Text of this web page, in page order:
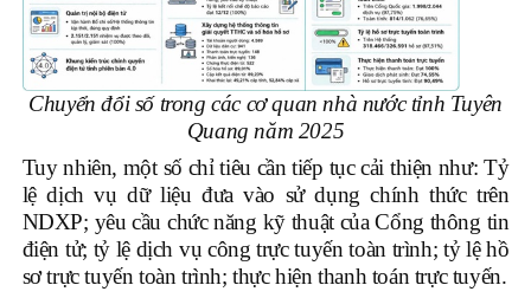
Chuyển đổi số trong các cơ quan nhà nước tỉnh Tuyên
Quang năm 2025
Tuy nhiên, một số chỉ tiêu cần tiếp tục cải thiện như: Tỷ
lệ dịch vụ dữ liệu đưa vào sử dụng chính thức trên
NDXP; yêu cầu chức năng kỹ thuật của Cổng thông tin
điện tử; tỷ lệ dịch vụ công trực tuyến toàn trình; tỷ lệ hồ
sơ trực tuyến toàn trình; thực hiện thanh toán trực tuyến.